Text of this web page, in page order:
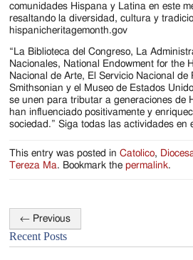
Since
1954
comunidades Hispana y Latina en este
resaltando la diversidad, cultura y
hispanicheritagemonth.gov
“La Biblioteca del Congreso, La
Nacionales, National Endowment for the
Nacional de Arte, El Servicio Nacional
Smithsonian y el Museo de Estados
se unen para tributar a generaciones de
han influenciado positivamente y
sociedad.” Siga todas las actividades en
This entry was posted inCatolico,
Tereza Ma. Bookmark thepermalink.
Post
navigation
← Previous
Recent Posts